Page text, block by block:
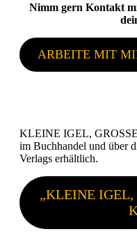
Nimm gern Kontakt
ARBEITE MIT
KLEINE IGEL,
im Buchhandel und über
Verlags erhältlich.
„KLEINE IGEL,